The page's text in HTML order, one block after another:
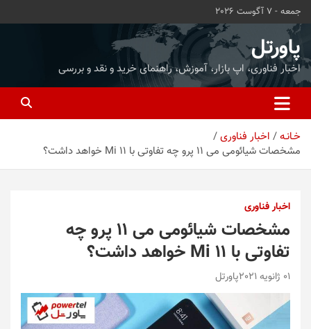
محتوا
بروید
جمعه - 7 آگوست 2026
پاورتل
اخبار فناوری، اپ بازار، آموزش، راهنمای خرید و نقد و بررسی
خـانـه
اخبار فناوری
مشخصات شیائومی می ۱۱ پرو چه تفاوتی با Mi 11 خواهد داشت؟
اخبار فناوری
مشخصات شیائومی می ۱۱ پرو چه
تفاوتی با Mi 11 خواهد داشت؟
01 ژانویه 2021 پاورتل